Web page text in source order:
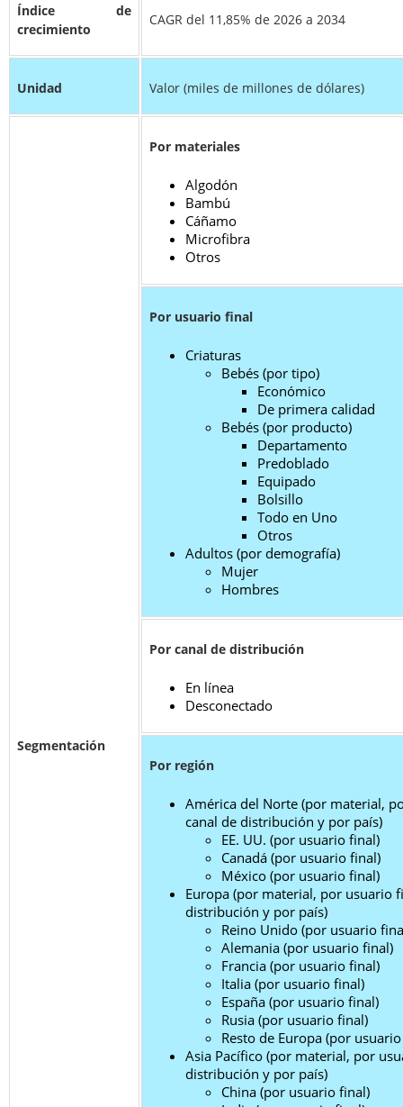
Índice de
crecimiento
CAGR del 11,85% de 2026 a 2034
Unidad Valor (miles de millones de dólares)
Segmentación
Por materiales
Algodón
Bambú
Cáñamo
Microfibra
Otros
Por usuario final
Criaturas
Bebés (por tipo)
Económico
De primera calidad
Bebés (por producto)
Departamento
Predoblado
Equipado
Bolsillo
Todo en Uno
Otros
Adultos (por demografía)
Mujer
Hombres
Por canal de distribución
En línea
Desconectado
Por región
América del Norte (por material,
canal de distribución y por país)
EE. UU. (por usuario final)
Canadá (por usuario final)
México (por usuario final)
Europa (por material, por usuario
distribución y por país)
Reino Unido (por usuario
Alemania (por usuario final)
Francia (por usuario final)
Italia (por usuario final)
España (por usuario final)
Rusia (por usuario final)
Resto de Europa (por
Asia Pacífico (por material, por
distribución y por país)
China (por usuario final)